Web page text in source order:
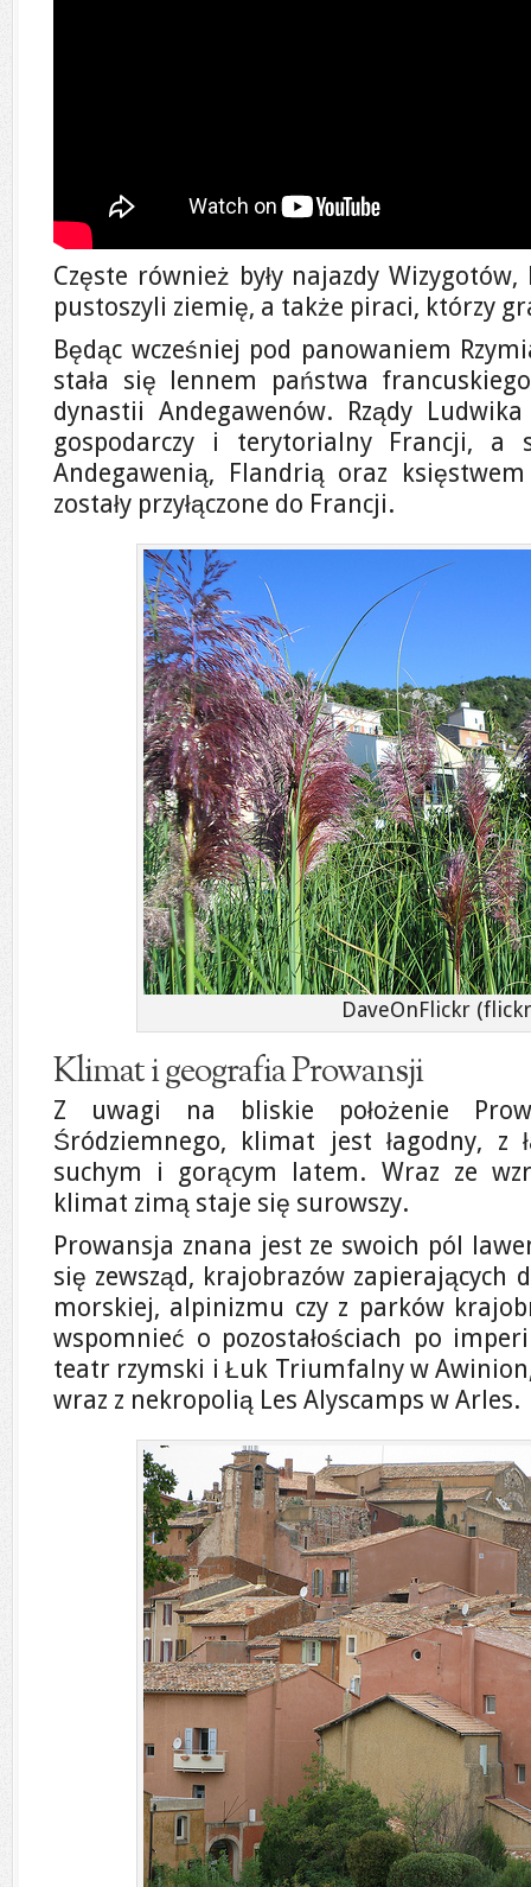
Częste również były najazdy
pustoszyli ziemię, a także piraci, którzy
Będąc wcześniej pod panowaniem
stała się lennem państwa
dynastii Andegawenów. Rządy
gospodarczy i terytorialny Francji, a
Andegawenią, Flandrią oraz
zostały przyłączone do Francji.
DaveOnFlickr
Klimat i geografia Prowansji
Z uwagi na bliskie położenie
Śródziemnego, klimat jest łagodny,
suchym i gorącym latem. Wraz ze
klimat zimą staje się surowszy.
Prowansja znana jest ze swoich pól
się zewsząd, krajobrazów zapierających
morskiej, alpinizmu czy z parków
wspomnieć o pozostałościach po
teatr rzymski i Łuk Triumfalny w
wraz z nekropolią Les Alyscamps w Arles.